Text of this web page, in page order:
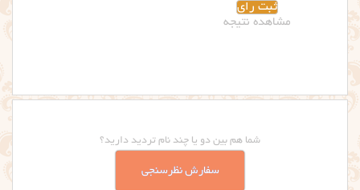
شما هم بین دو یا چند نام تردید دارید؟
سفارش نظرسنجی